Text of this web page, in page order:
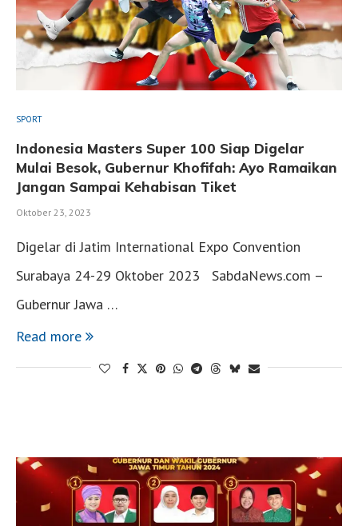
SPORT
Indonesia Masters Super 100 Siap Digelar
Mulai Besok, Gubernur Khofifah: Ayo Ramaikan
Jangan Sampai Kehabisan Tiket
Oktober 23, 2023
Digelar di Jatim International Expo Convention
Surabaya 24-29 Oktober 2023 SabdaNews.com –
Gubernur Jawa …
Read more